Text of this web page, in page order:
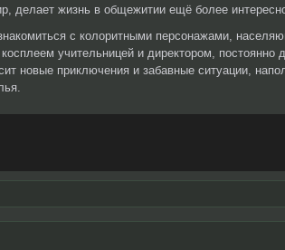
делает жизнь в общежитии ещё более
с колоритными персонажами,
учительницей и директором,
новые приключения и забавные ситуации,